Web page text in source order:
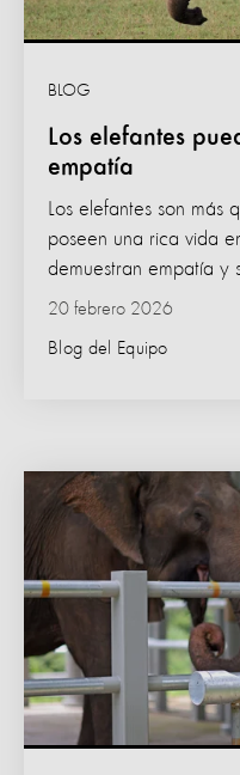
Los elefantes
empatía
BLOG
20 febrero 2026
Blog del Equipo
Los elefantes son más
poseen una rica vida
demuestran empatía y